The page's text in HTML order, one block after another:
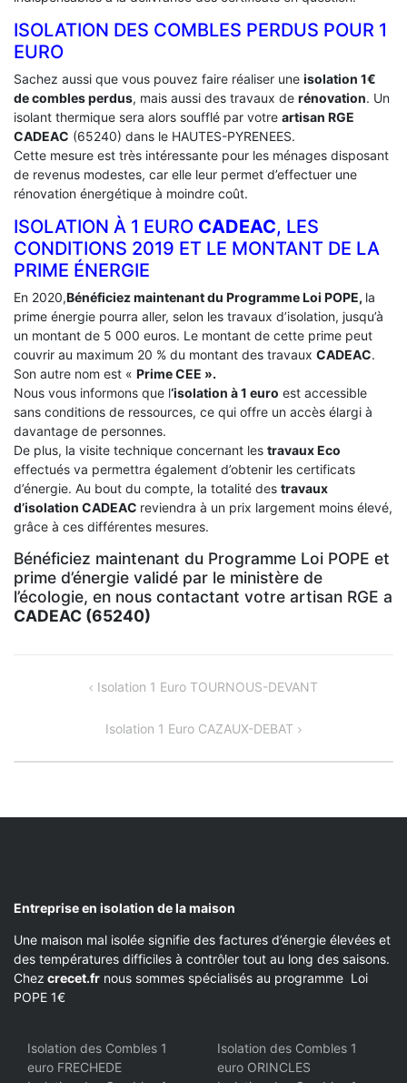
ISOLATION DES COMBLES PERDUS POUR 1
EURO
Sachez aussi que vous pouvez faire réaliser une isolation 1€
de combles perdus, mais aussi des travaux de rénovation. Un
isolant thermique sera alors soufflé par votre artisan RGE
CADEAC (65240) dans le HAUTES-PYRENEES.
Cette mesure est très intéressante pour les ménages disposant
de revenus modestes, car elle leur permet d’effectuer une
rénovation énergétique à moindre coût.
ISOLATION À 1 EURO CADEAC, LES
CONDITIONS 2019 ET LE MONTANT DE LA
PRIME ÉNERGIE
En 2020,Bénéficiez maintenant du Programme Loi POPE, la
prime énergie pourra aller, selon les travaux d’isolation, jusqu’à
un montant de 5 000 euros. Le montant de cette prime peut
couvrir au maximum 20 % du montant des travaux CADEAC.
Son autre nom est « Prime CEE ».
Nous vous informons que l‘isolation à 1 euro est accessible
sans conditions de ressources, ce qui offre un accès élargi à
davantage de personnes.
De plus, la visite technique concernant les travaux Eco
effectués va permettra également d’obtenir les certificats
d’énergie. Au bout du compte, la totalité des travaux
d’isolation CADEAC reviendra à un prix largement moins élevé,
grâce à ces différentes mesures.
Bénéficiez maintenant du Programme Loi POPE et
prime d’énergie validé par le ministère de
l’écologie, en nous contactant votre artisan RGE a
CADEAC (65240)
NAVIGATIONIsolation 1 Euro TOURNOUS-DEVANT
Isolation 1 Euro CAZAUX-DEBAT
Entreprise en isolation de la maison
Une maison mal isolée signifie des factures d’énergie élevées et
des températures difficiles à contrôler tout au long des saisons.
Chez crecet.fr nous sommes spécialisés au programme Loi
POPE 1€
Isolation des Combles 1
euro FRECHEDE
Isolation des Combles 1
euro ORINCLES